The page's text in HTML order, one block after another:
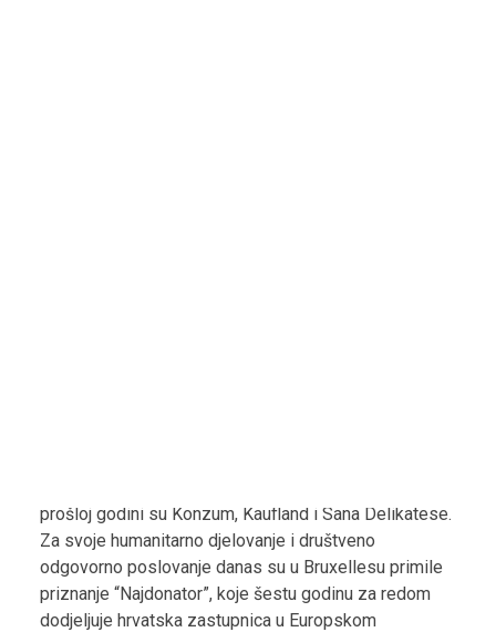
prošloj godini su Konzum, Kaufland i Sana Delikatese.
Za svoje humanitarno djelovanje i društveno
odgovorno poslovanje danas su u Bruxellesu primile
priznanje “Najdonator”, koje šestu godinu za redom
dodjeljuje hrvatska zastupnica u Europskom